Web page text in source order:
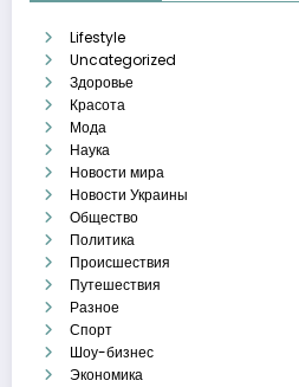
Lifestyle
Uncategorized
Здоровье
Красота
Мода
Наука
Новости мира
Новости Украины
Общество
Политика
Происшествия
Путешествия
Разное
Спорт
Шоу-бизнес
Экономика